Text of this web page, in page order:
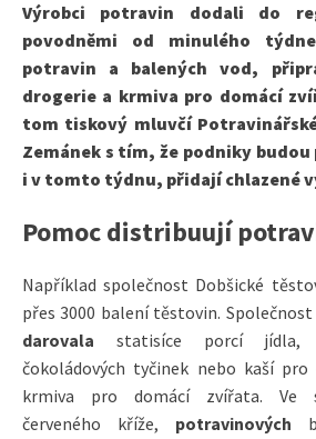
Výrobci potravin dodali do
povodněmi od minulého
potravin a balených vod,
drogerie a krmiva pro domácí
tom tiskový mluvčí
Zemánek s tím, že podniky
i v tomto týdnu, přidají chlazené
Pomoc distribuují
Například společnost Dobšické
přes 3000 balení těstovin.
darovala statisíce porcí jídla,
čokoládových tyčinek nebo kaší
krmiva pro domácí zvířata. Ve
červeného kříže, potravinových